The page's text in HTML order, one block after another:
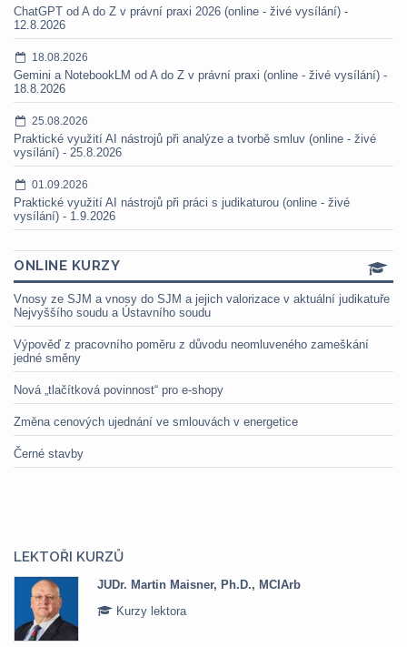
ChatGPT od A do Z v právní praxi 2026 (online - živé vysílání) -
12.8.2026
18.08.2026
Gemini a NotebookLM od A do Z v právní praxi (online - živé vysílání) -
18.8.2026
25.08.2026
Praktické využití AI nástrojů při analýze a tvorbě smluv (online - živé
vysílání) - 25.8.2026
01.09.2026
Praktické využití AI nástrojů při práci s judikaturou (online - živé
vysílání) - 1.9.2026
ONLINE KURZY
Vnosy ze SJM a vnosy do SJM a jejich valorizace v aktuální judikatuře
Nejvyššího soudu a Ústavního soudu
Výpověď z pracovního poměru z důvodu neomluveného zameškání
jedné směny
Nová „tlačítková povinnost“ pro e-shopy
Změna cenových ujednání ve smlouvách v energetice
Černé stavby
LEKTOŘI KURZŮ
JUDr. Martin Maisner, Ph.D., MCIArb
Kurzy lektora